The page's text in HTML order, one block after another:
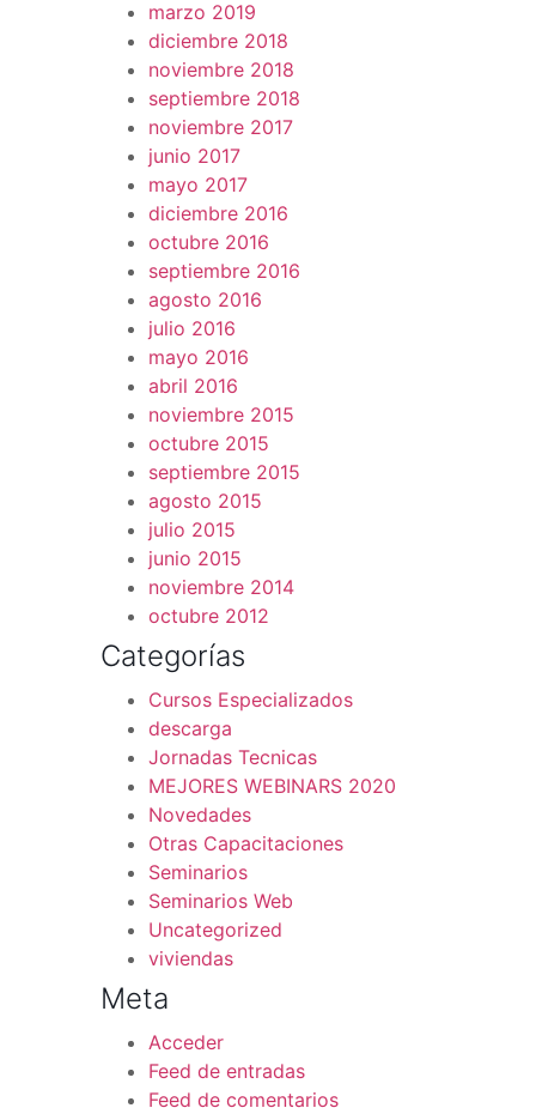
marzo 2019
diciembre 2018
noviembre 2018
septiembre 2018
noviembre 2017
junio 2017
mayo 2017
diciembre 2016
octubre 2016
septiembre 2016
agosto 2016
julio 2016
mayo 2016
abril 2016
noviembre 2015
octubre 2015
septiembre 2015
agosto 2015
julio 2015
junio 2015
noviembre 2014
octubre 2012
Categorías
Cursos Especializados
descarga
Jornadas Tecnicas
MEJORES WEBINARS 2020
Novedades
Otras Capacitaciones
Seminarios
Seminarios Web
Uncategorized
viviendas
Meta
Acceder
Feed de entradas
Feed de comentarios